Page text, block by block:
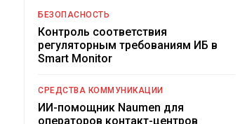
БЕЗОПАСНОСТЬ
Контроль соответствия
регуляторным требованиям ИБ в
Smart Monitor
СРЕДСТВА КОММУНИКАЦИИ
ИИ-помощник Naumen для
операторов контакт-центров